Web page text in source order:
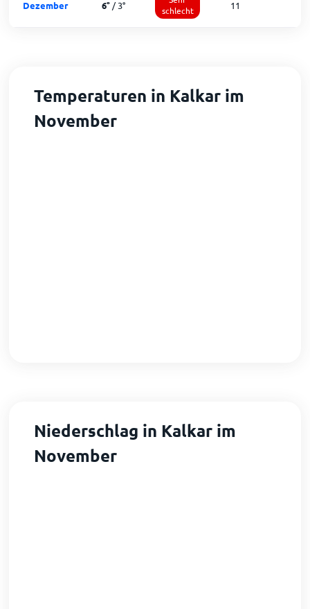
Dezember 6°/3°
schlecht
11
Temperaturen in Kalkar im
November
Niederschlag in Kalkar im
November